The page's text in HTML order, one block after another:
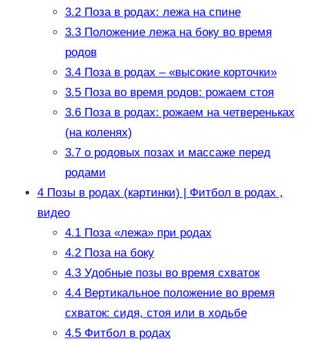
3.2Поза в родах: лежа на спине
3.3Положение лежа на боку во время
родов
3.4Поза в родах – «высокие корточки»
3.5Поза во время родов: рожаем стоя
3.6Поза в родах: рожаем на четвереньках
(на коленях)
3.7о родовых позах и массаже перед
родами
4Позы в родах (картинки) | Фитбол в родах ,
видео
4.1Поза «лежа» при родах
4.2Поза на боку
4.3Удобные позы во время схваток
4.4Вертикальное положение во время
схваток: сидя, стоя или в ходьбе
4.5Фитбол в родах